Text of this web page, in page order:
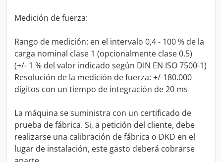
Medición de fuerza:
Rango de medición: en el intervalo 0,4 - 100 % de la
carga nominal clase 1 (opcionalmente clase 0,5)
(+/- 1 % del valor indicado según DIN EN ISO 7500-1)
Resolución de la medición de fuerza: +/-180.000
dígitos con un tiempo de integración de 20 ms
La máquina se suministra con un certificado de
prueba de fábrica. Si, a petición del cliente, debe
realizarse una calibración de fábrica o DKD en el
lugar de instalación, este gasto deberá cobrarse